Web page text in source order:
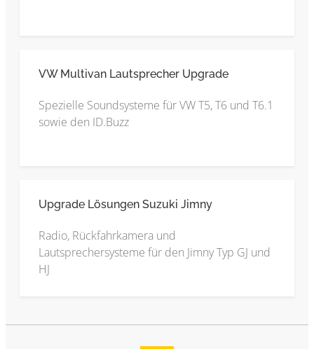
VW Multivan Lautsprecher Upgrade
Spezielle Soundsysteme für VW T5, T6 und T6.1
sowie den ID.Buzz
Upgrade Lösungen Suzuki Jimny
Radio, Rückfahrkamera und
Lautsprechersysteme für den Jimny Typ GJ und
HJ